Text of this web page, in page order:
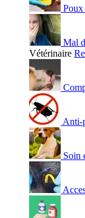
Poux
Mal
Vétérinaire
Anti-
Soin